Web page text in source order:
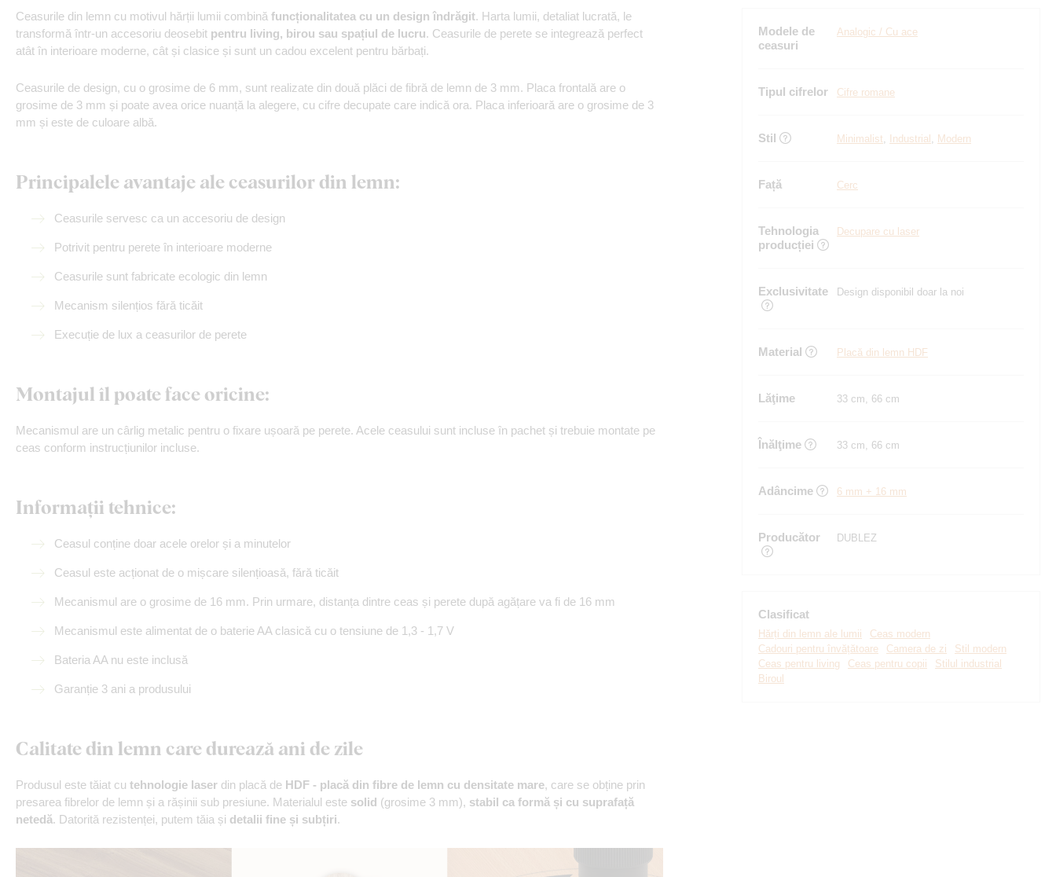
Ceasurile din lemn cu motivul hărții lumii combină funcționalitatea cu un design îndrăgit. Harta lumii, detaliat lucrată, le
transformă într-un accesoriu deosebit pentru living, birou sau spațiul de lucru. Ceasurile de perete se integrează perfect
atât în interioare moderne, cât și clasice și sunt un cadou excelent pentru bărbați.
Ceasurile de design, cu o grosime de 6 mm, sunt realizate din două plăci de fibră de lemn de 3 mm. Placa frontală are o
grosime de 3 mm și poate avea orice nuanță la alegere, cu cifre decupate care indică ora. Placa inferioară are o grosime de 3
mm și este de culoare albă.
Principalele avantaje ale ceasurilor din lemn:
Ceasurile servesc ca un accesoriu de design
Potrivit pentru perete în interioare moderne
Ceasurile sunt fabricate ecologic din lemn
Mecanism silențios fără ticăit
Execuție de lux a ceasurilor de perete
Montajul îl poate face oricine:
Mecanismul are un cârlig metalic pentru o fixare ușoară pe perete. Acele ceasului sunt incluse în pachet și trebuie montate pe
ceas conform instrucțiunilor incluse.
Informații tehnice:
Ceasul conține doar acele orelor și a minutelor
Ceasul este acționat de o mișcare silențioasă, fără ticăit
Mecanismul are o grosime de 16 mm. Prin urmare, distanța dintre ceas și perete după agățare va fi de 16 mm
Mecanismul este alimentat de o baterie AA clasică cu o tensiune de 1,3 - 1,7 V
Bateria AA nu este inclusă
Garanție 3 ani a produsului
Calitate din lemn care durează ani de zile
Produsul este tăiat cu tehnologie laser din placă de HDF - placă din fibre de lemn cu densitate mare, care se obține prin
presarea fibrelor de lemn și a rășinii sub presiune. Materialul este solid (grosime 3 mm), stabil ca formă și cu suprafață
netedă. Datorită rezistenței, putem tăia și detalii fine și subțiri.
Modele de
ceasuri
Analogic / Cu ace
Tipul cifrelor Cifre romane
Stil Minimalist, Industrial , Modern
Față Cerc
Tehnologia
producției
Decupare cu laser
Exclusivitate Design disponibil doar la noi
Material Placă din lemn HDF
Lăţime 33 cm, 66 cm
Înălţime 33 cm, 66 cm
Adâncime 6 mm + 16 mm
Producător DUBLEZ
Clasificat
Hărți din lemn ale lumii
Ceas modern
Cadouri pentru învățătoare
Camera de zi
Stil modern
Ceas pentru living
Ceas pentru copii
Stilul industrial
Biroul